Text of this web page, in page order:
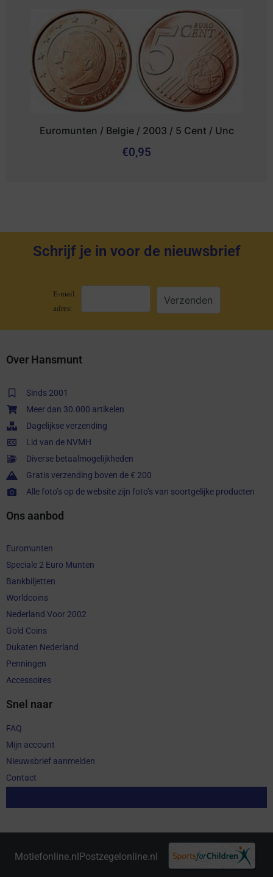
Euromunten / Belgie / 2003 / 5 Cent / Unc
€0,95
Schrijf je in voor de nieuwsbrief
E-mail
adres:
Over Hansmunt
Sinds 2001
Meer dan 30.000 artikelen
Dagelijkse verzending
Lid van de NVMH
Diverse betaalmogelijkheden
Gratis verzending boven de € 200
Alle foto’s op de website zijn foto’s van soortgelijke producten
Ons aanbod
Euromunten
Speciale 2 Euro Munten
Bankbiljetten
Worldcoins
Nederland Voor 2002
Gold Coins
Dukaten Nederland
Penningen
Accessoires
Snel naar
FAQ
Mijn account
Nieuwsbrief aanmelden
Contact
Motiefonline.nlPostzegelonline.nl